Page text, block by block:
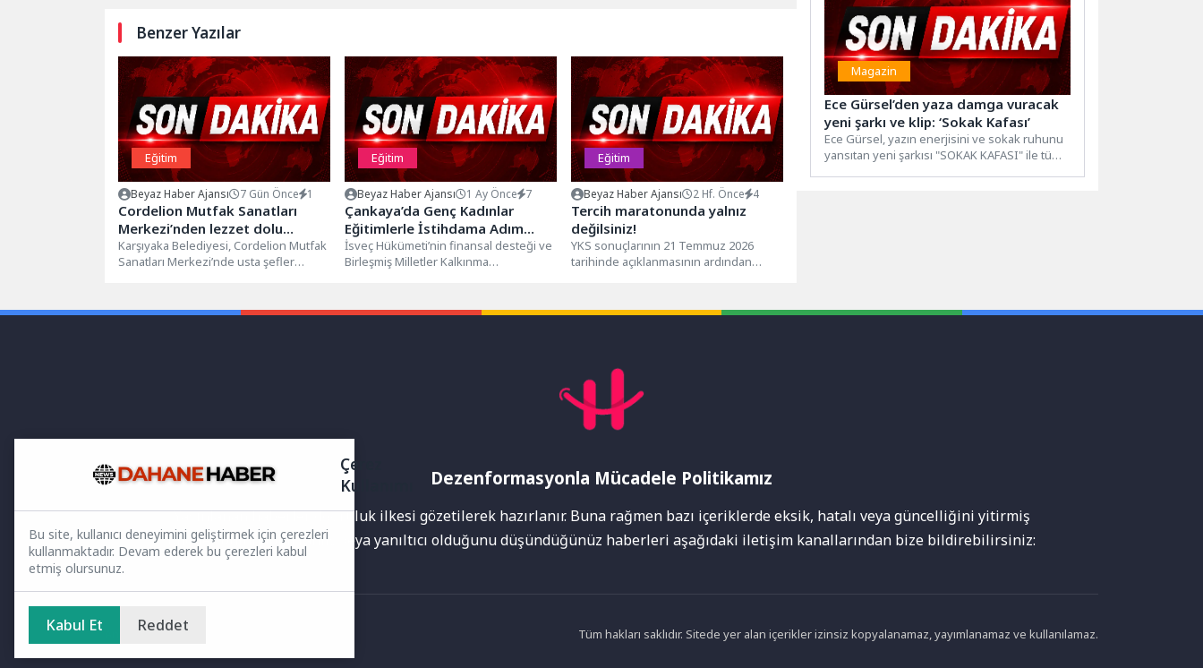
Benzer Yazılar
Eğitim
Beyaz Haber Ajansı 7 Gün Önce 1
Cordelion Mutfak Sanatları
Merkezi’nden lezzet dolu
atölyeler
Karşıyaka Belediyesi, Cordelion Mutfak
Sanatları Merkezi’nde usta şefler
Eğitim
Beyaz Haber Ajansı 1 Ay Önce 7
Çankaya’da Genç Kadınlar
Eğitimlerle İstihdama Adım
Atıyor
İsveç Hükümeti’nin finansal desteği ve
Birleşmiş Milletler Kalkınma
Kadınların...
Eğitim
Beyaz Haber Ajansı 2 Hf. Önce 4
Tercih maratonunda yalnız
değilsiniz!
YKS sonuçlarının 21 Temmuz 2026
tarihinde açıklanmasının ardından
Magazin
Ece Gürsel’den yaza damga vuracak
yeni şarkı ve klip: ‘Sokak Kafası’
Ece Gürsel, yazın enerjisini ve sokak ruhunu
yansıtan yeni şarkısı "SOKAK KAFASI" ile tüm
Dezenformasyonla Mücadele Politikamız
Yayınlanan haberler doğruluk ilkesi gözetilerek hazırlanır. Buna rağmen bazı içeriklerde eksik, hatalı veya güncelliğini yitirmiş
bilgiler bulunabilir.Yanlış veya yanıltıcı olduğunu düşündüğünüz haberleri aşağıdaki iletişim kanallarından bize bildirebilirsiniz:
Ana Sayfa Tüm hakları saklıdır. Sitede yer alan içerikler izinsiz kopyalanamaz, yayımlanamaz ve kullanılamaz.
Çerez
Kullanımı
Bu site, kullanıcı deneyimini geliştirmek için çerezleri
kullanmaktadır. Devam ederek bu çerezleri kabul
etmiş olursunuz.
Kabul Et Reddet